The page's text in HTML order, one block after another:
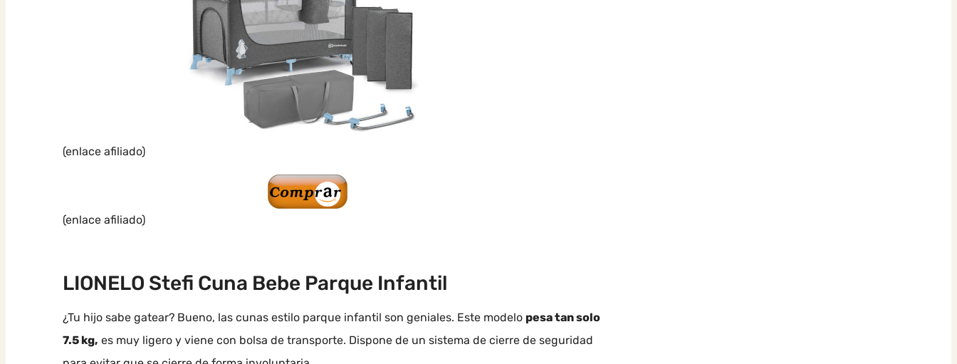
(enlace afiliado)
(enlace afiliado)
LIONELO Stefi Cuna Bebe Parque Infantil
¿Tu hijo sabe gatear? Bueno, las cunas estilo parque infantil son geniales. Este modelo pesa tan solo
7.5 kg, es muy ligero y viene con bolsa de transporte. Dispone de un sistema de cierre de seguridad